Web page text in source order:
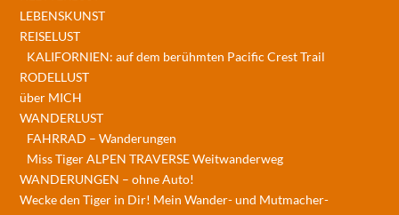
LEBENSKUNST
REISELUST
KALIFORNIEN: auf dem berühmten Pacific Crest Trail
RODELLUST
über MICH
WANDERLUST
FAHRRAD – Wanderungen
Miss Tiger ALPEN TRAVERSE Weitwanderweg
WANDERUNGEN – ohne Auto!
Wecke den Tiger in Dir! Mein Wander- und Mutmacher-